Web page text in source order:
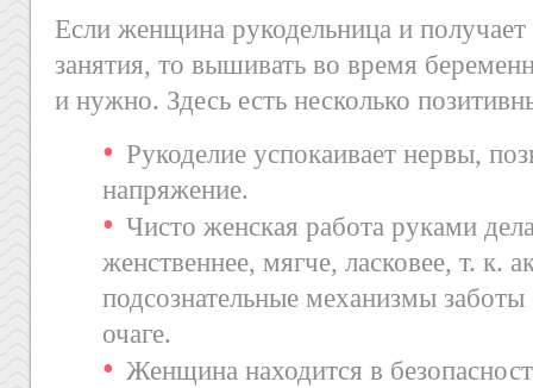
Если женщина рукодельница и получает
занятия, то вышивать во время
и нужно. Здесь есть несколько
Рукоделие успокаивает нервы,
напряжение.
Чисто женская работа руками
женственнее, мягче, ласковее, т. к.
подсознательные механизмы
очаге.
Женщина находится в